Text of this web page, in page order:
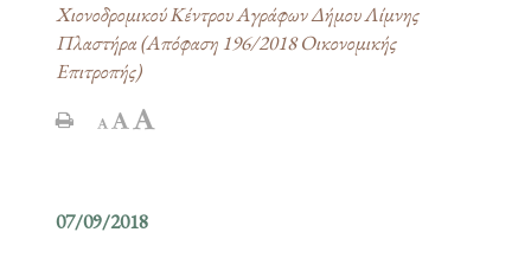
Χιονοδρομικού Κέντρου Αγράφων Δήμου Λίμνης
Πλαστήρα (Απόφαση 196/2018 Οικονομικής
Επιτροπής)
07/09/2018